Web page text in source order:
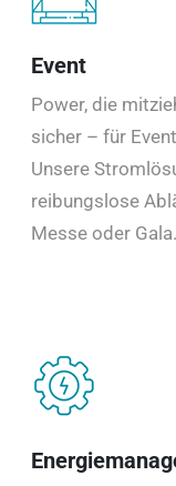
Event
Power, die
sicher – für
Unsere
reibungslose
Messe oder Gala.